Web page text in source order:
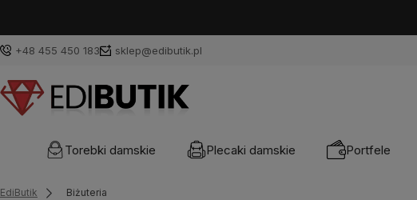
+48 455 450 183 sklep@edibutik.pl
Torebki damskie Plecaki damskie Portfele
EdiButik Biżuteria